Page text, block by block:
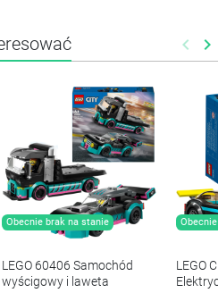
keyboard_arrow_left keyboard_arrow_right
Obecnie brak na stanie
LEGO 60406 Samochód
wyścigowy i laweta
LEGO